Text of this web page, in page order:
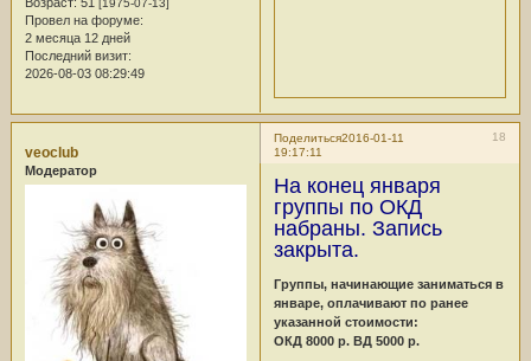
[1975-07-13]
Провел на форуме:
2 месяца 12 дней
Последний визит:
2026-08-03 08:29:49
Поделиться 18
2016-01-11
19:17:11
veoclub
Модератор
На конец января
группы по ОКД
набраны. Запись
закрыта.
Группы, начинающие заниматься в
январе, оплачивают по ранее
указанной стоимости:
ОКД 8000 р. ВД 5000 р.